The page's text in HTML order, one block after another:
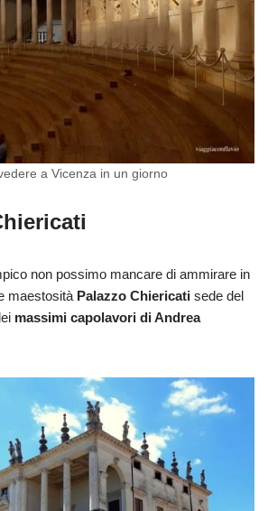
a Vicenza in un giorno
non possimo mancare di ammirare in
maestosità Palazzo Chiericati sede del
massimi capolavori di Andrea